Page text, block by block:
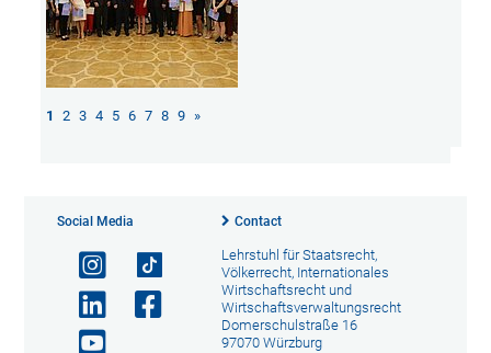
1 2 3 4 5 6 7 8 9 »
Social Media Contact
Lehrstuhl für Staatsrecht,
Völkerrecht, Internationales
Wirtschaftsrecht und
Wirtschaftsverwaltungsrecht
Domerschulstraße 16
97070 Würzburg